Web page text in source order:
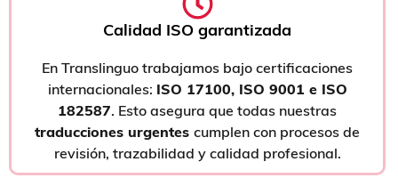
Calidad ISO garantizada
En Translinguo trabajamos bajo certificaciones
internacionales: ISO 17100, ISO 9001 e ISO
182587. Esto asegura que todas nuestras
traducciones urgentescumplen con procesos de
revisión, trazabilidad y calidad profesional.